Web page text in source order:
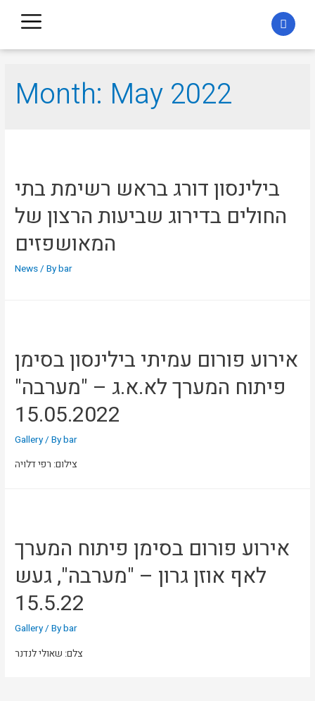
Month: May 2022
בילינסון דורג בראש רשימת בתי
החולים בדירוג שביעות הרצון של
המאושפזים
News/ Bybar
אירוע פורום עמיתי בילינסון בסימן
פיתוח המערך לא.א.ג – "מערבה"
15.05.2022
Gallery/ Bybar
צילום: רפי דלויה
אירוע פורום בסימן פיתוח המערך
לאף אוזן גרון – "מערבה", געש
15.5.22
Gallery/ Bybar
צלם: שאולי לנדנר